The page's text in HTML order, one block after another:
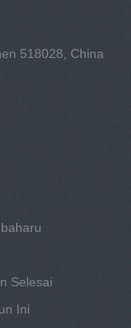
518028, China
Selesai
Ini